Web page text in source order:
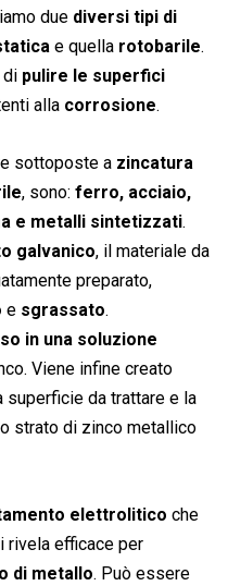
due diversi tipi di
e quella rotobarile.
di pulire le superfici
alla corrosione.
sottoposte a zincatura
, sono: ferro, acciaio,
e metalli sintetizzati.
galvanico, il materiale da
preparato,
e sgrassato.
in una soluzione
Viene infine creato
superficie da trattare e la
strato di zinco metallico
elettrolitico che
rivela efficace per
di metallo. Può essere